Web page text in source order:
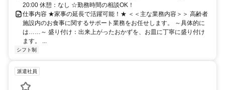
20:00 休憩：なし ☆勤務時間の相談OK！
仕事内容 ★家事の延長で活躍可能！★ ＜＜主な業務内容＞＞ 高齢者
施設内のお食事に関するサポート業務をお任せします。 ～具体的に
は……～ 盛り付け：出来上がったおかずを、お皿に丁寧に盛り付け
ます。 ...
シフト制
派遣社員